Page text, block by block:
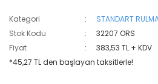
Kategori
STANDART
Stok Kodu
32207 ORS
Fiyat
383,53 TL + KDV
*45,27 TL den başlayan taksitlerle!